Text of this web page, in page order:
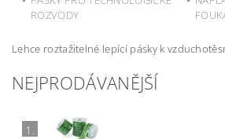
ROZVODY
Lehce roztažitelné lepící pásky k
NEJPRODÁVANĚJŠÍ
1.